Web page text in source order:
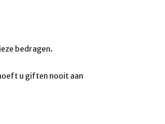
bedragen.
u giften nooit aan